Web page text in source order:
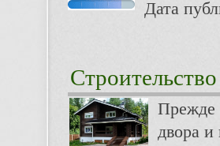
Дата
Строительство
Прежде
двора и